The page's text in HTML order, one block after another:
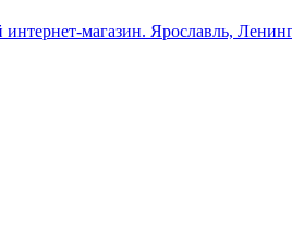
магазин. Ярославль,